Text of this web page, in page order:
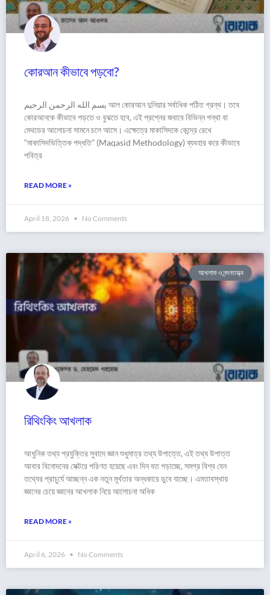
কোরআন কীভাবে পড়বো?
بسم الله الرحمن الرحيم আল কোরআন দুনিয়ার সর্বাধিক পঠিত গ্রন্থ। তবে
কোরআনকে কীভাবে পড়তে ও বুঝতে হবে, এই প্রশ্নের জবাবে বিভিন্ন পন্থা বা
মেথডের আলোচনা সামনে চলে আসে। এক্ষেত্রে মাকাসিদকে কেন্দ্রে রেখে
“মাকাসিদভিত্তিক পদ্ধতি” (Maqasid Methodology) ব্যবহার করে কীভাবে
পবিত্র
READ MORE »
April 18, 2026 No Comments
আখলাক ও নন্দনতত্ত্ব
রিথিংকিং আখলাক
আধুনিক তথ্য প্রযুক্তির সুবাদে জ্ঞান শুধুমাত্র তথ্য উপাত্তে, এই তথ্য উপাত্ত
আবার বিনোদনের সেক্টরে পরিণত হয়েছে এবং দিন যত গড়াচ্ছে, সমগ্র বিশ্ব যেন
তথ্যের প্রাচুর্যে আচ্ছন্ন এক নতুন মূর্খতার অন্ধকারে ডুবে যাচ্ছে। এমতাবস্থায়
জ্ঞানের চেয়ে জ্ঞানের আখলাক নিয়ে আলোচনা অধিক
READ MORE »
April 6, 2026 No Comments